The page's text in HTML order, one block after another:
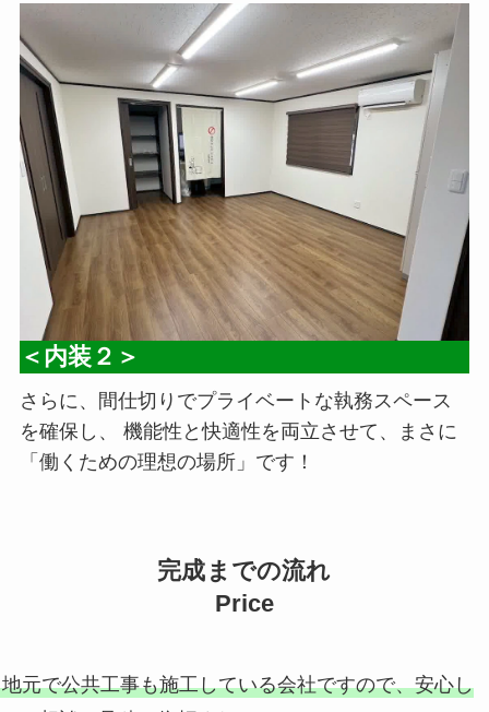
＜内装２＞
さらに、間仕切りでプライベートな執務スペース
を確保し、 機能性と快適性を両立させて、まさに
「働くための理想の場所」です！
完成までの流れ
Price
地元で公共工事も施工している会社ですので、安心し